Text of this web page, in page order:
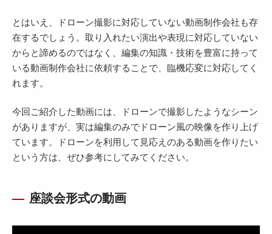
とはいえ、ドローン撮影に対応していない動画制作会社も存
在するでしょう。取り入れたい演出や表現に対応していない
からと諦めるのではなく、編集の知識・技術を豊富に持って
いる動画制作会社に依頼することで、臨機応変に対応してく
れます。
今回ご紹介した動画には、ドローンで撮影したようなシーン
がありますが、実は編集のみでドローン風の映像を作り上げ
ています。ドローンを利用して見応えのある動画を作りたい
という方は、ぜひ参考にしてみてください。
座談会形式の動画